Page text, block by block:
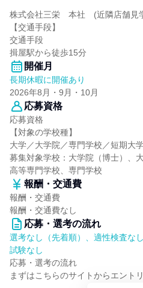
株式会社三栄 本社 (近隣店舗見
【交通手段】
交通手段
揖屋駅から徒歩15分
開催月
長期休暇に開催あり
2026年8月・9月・10月
応募資格
応募資格
【対象の学校種】
大学／大学院／専門学校／短期大
募集対象学校：大学院（博士）、
高等専門学校、専門学校
報酬・交通費
報酬・交通費
報酬・交通費なし
応募・選考の流れ
選考なし（先着順）、適性検査な
試験なし
応募・選考の流れ
まずはこちらのサイトからエント